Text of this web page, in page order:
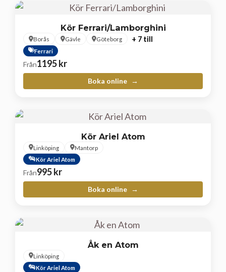
Kör Ferrari/Lamborghini
Borås Gävle Göteborg + 7 till
Ferrari
Från1195kr
Boka online
Kör Ariel Atom
Linköping
Mantorp
Kör Ariel Atom
Från995kr
Boka online
Åk en Atom
Linköping
Kör Ariel Atom